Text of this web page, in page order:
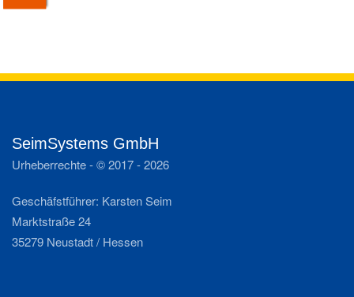
SeimSystems GmbH
Urheberrechte - © 2017 -2026
Geschäfstführer: Karsten Seim
Marktstraße 24
35279 Neustadt / Hessen